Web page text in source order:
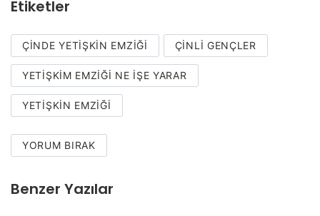
Etiketler
ÇINDE YETIŞKIN EMZIĞI ÇINLI GENÇLER
YETIŞKIM EMZIĞI NE IŞE YARAR
YETIŞKIN EMZIĞI
YORUM BIRAK
Benzer Yazılar